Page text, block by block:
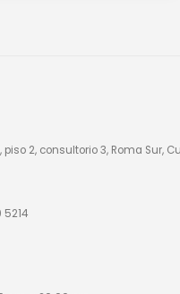
piso 2, consultorio 3, Roma Sur,